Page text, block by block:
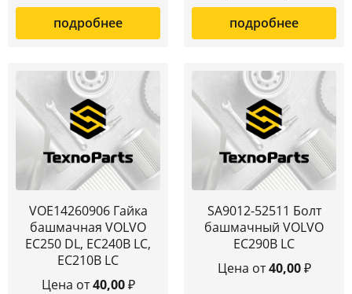
подробнее
подробнее
VOE14260906 Гайка
башмачная VOLVO
EC250 DL, EC240B LC,
EC210B LC
Цена от40,00₽
SA9012-52511 Болт
башмачный VOLVO
EC290B LC
Цена от40,00₽